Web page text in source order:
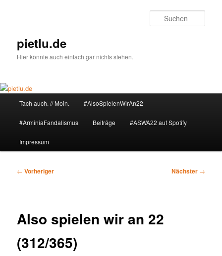
pietlu.de
Hier könnte auch einfach gar nichts stehen.
Tach auch. // Moin. #AlsoSpielenWirAn22
#ArminiaFandalismus Beiträge #ASWA22 auf Spotify
Impressum
Beitragsnavigation
← Vorheriger Nächster →
Also spielen wir an 22
(312/365)